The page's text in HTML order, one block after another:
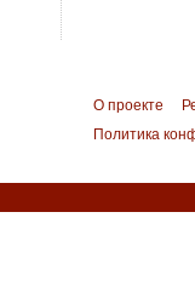
О проекте
Политика